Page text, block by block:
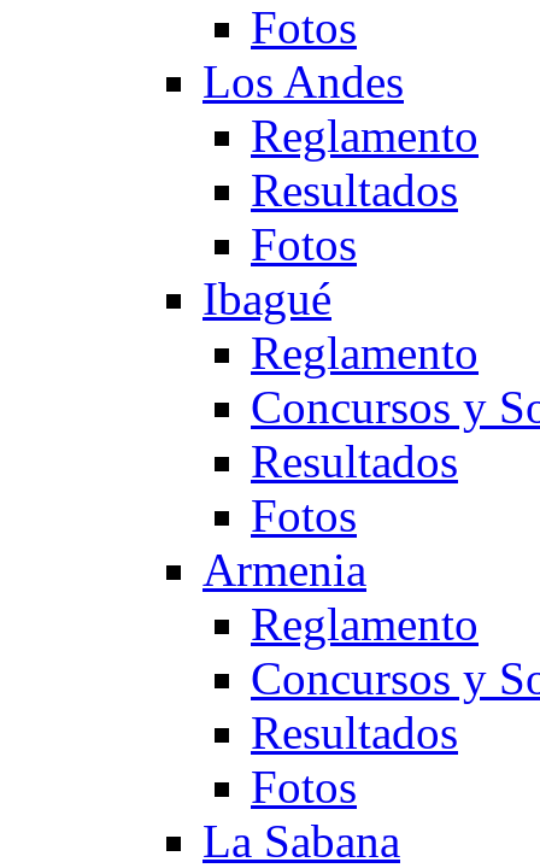
Fotos
Los Andes
Reglamento
Resultados
Fotos
Ibagué
Reglamento
Concursos y
Resultados
Fotos
Armenia
Reglamento
Concursos y
Resultados
Fotos
La Sabana